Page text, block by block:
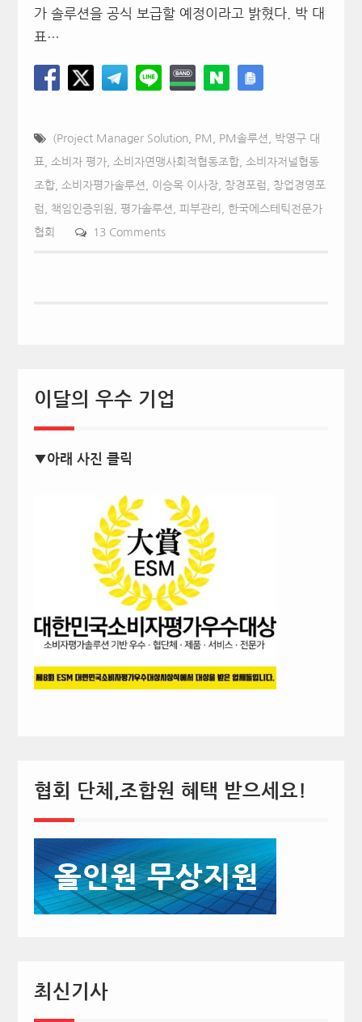
가 솔루션을 공식 보급할 예정이라고 밝혔다. 박 대
표…
(Project Manager Solution, PM PM솔루션 박영구 대
표 소비자 평가, 소비자연맹사회적협동조합, 소비자저널협동
조합, 소비자평가솔루션 이승목 이사장, 창경포럼 창업경영포
럼 책임인증위원 평가솔루션 피부관리 한국에스테틱전문가
협회 13 Comments
이달의 우수 기업
▼아래 사진 클릭
협회 단체,조합원 혜택 받으세요!
최신기사